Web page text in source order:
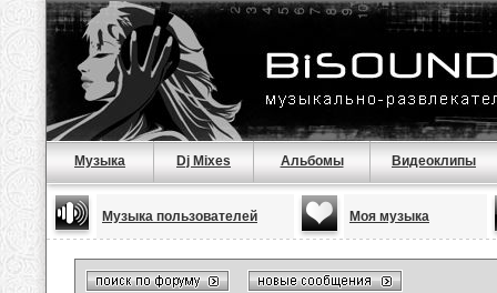
Музыка Dj Mixes Альбомы Видеоклипы
Музыка пользователей Моя музыка